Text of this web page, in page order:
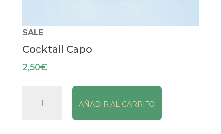
SALE
Cocktail Capo
2,50€
Capo
AÑADIR AL CARRITO